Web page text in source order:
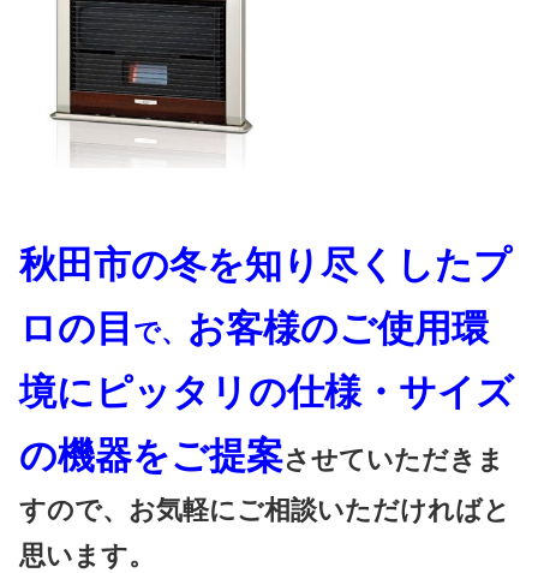
秋田市の冬を知り尽くしたプ
ロの目 で、 お客様のご使用環
境にピッタリの仕様・サイズ
の機器をご提案させていただきま
すので、お気軽にご相談いただければと
思います。